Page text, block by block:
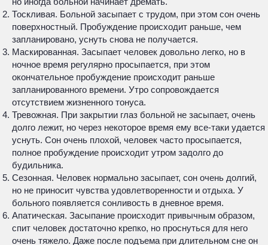
Тоскливая. Больной засыпает с трудом, при этом сон очень
поверхностный. Пробуждение происходит раньше, чем
запланировано, уснуть снова не получается.
Маскированная. Засыпает человек довольно легко, но в
ночное время регулярно просыпается, при этом
окончательное пробуждение происходит раньше
запланированного времени. Утро сопровождается
отсутствием жизненного тонуса.
Тревожная. При закрытии глаз больной не засыпает, очень
долго лежит, но через некоторое время ему все-таки удается
уснуть. Сон очень плохой, человек часто просыпается,
полное пробуждение происходит утром задолго до
будильника.
Сезонная. Человек нормально засыпает, сон очень долгий,
но не приносит чувства удовлетворенности и отдыха. У
больного появляется сонливость в дневное время.
Апатическая. Засыпание происходит привычным образом,
спит человек достаточно крепко, но проснуться для него
очень тяжело. Даже после подъема при длительном сне он